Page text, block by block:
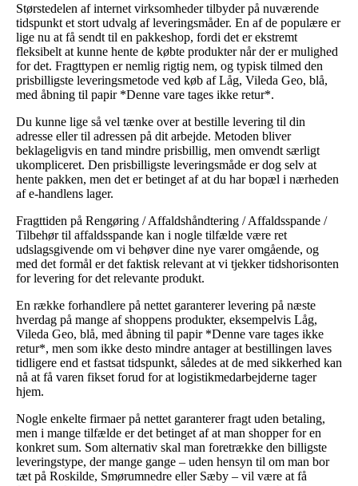
Størstedelen af internet virksomheder tilbyder på nuværende
tidspunkt et stort udvalg af leveringsmåder. En af de populære er
lige nu at få sendt til en pakkeshop, fordi det er ekstremt
fleksibelt at kunne hente de købte produkter når der er mulighed
for det. Fragttypen er nemlig rigtig nem, og typisk tilmed den
prisbilligste leveringsmetode ved køb af Låg, Vileda Geo, blå,
med åbning til papir *Denne vare tages ikke retur*.
Du kunne lige så vel tænke over at bestille levering til din
adresse eller til adressen på dit arbejde. Metoden bliver
beklageligvis en tand mindre prisbillig, men omvendt særligt
ukompliceret. Den prisbilligste leveringsmåde er dog selv at
hente pakken, men det er betinget af at du har bopæl i nærheden
af e-handlens lager.
Fragttiden på Rengøring / Affaldshåndtering / Affaldsspande /
Tilbehør til affaldsspande kan i nogle tilfælde være ret
udslagsgivende om vi behøver dine nye varer omgående, og
med det formål er det faktisk relevant at vi tjekker tidshorisonten
for levering for det relevante produkt.
En række forhandlere på nettet garanterer levering på næste
hverdag på mange af shoppens produkter, eksempelvis Låg,
Vileda Geo, blå, med åbning til papir *Denne vare tages ikke
retur*, men som ikke desto mindre antager at bestillingen laves
tidligere end et fastsat tidspunkt, således at de med sikkerhed kan
nå at få varen fikset forud for at logistikmedarbejderne tager
hjem.
Nogle enkelte firmaer på nettet garanterer fragt uden betaling,
men i mange tilfælde er det betinget af at man shopper for en
konkret sum. Som alternativ skal man foretrække den billigste
leveringstype, der mange gange – uden hensyn til om man bor
tæt på Roskilde, Smørumnedre eller Sæby – vil være at få